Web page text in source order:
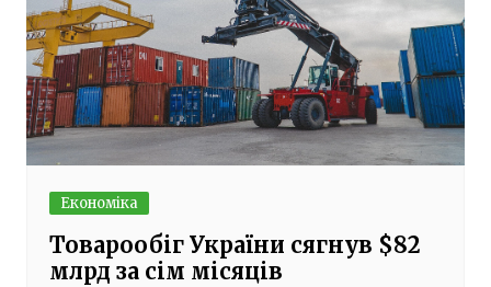
Економіка
Товарообіг України сягнув $82
млрд за сім місяців